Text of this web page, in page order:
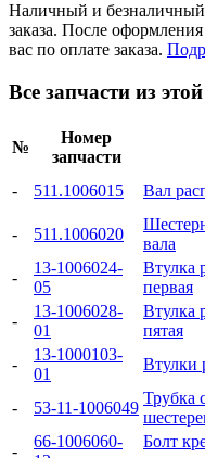
Наличный и безналичный
заказа. После
вас по оплате заказа.
Все запчасти из
№
Номер
запчасти
- 511.1006015 Вал
-
511.1006020
вала
-
13-1006024-
05
Втулка
первая
-
13-1006028-
01
Втулка
пятая
-
13-1000103-
01
Втулки
-
53-11-1006049
Трубка
-
66-1006060-
Болт